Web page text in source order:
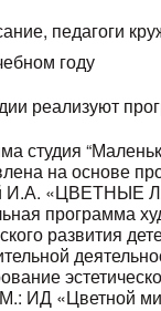
педагоги
году
реализуют
студия
на основе
И.А. «ЦВЕТНЫЕ
программа
развития
ИД «Цветной